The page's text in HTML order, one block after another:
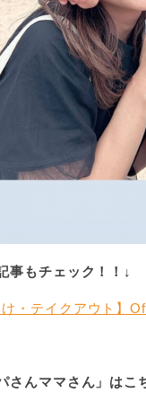
事もチェック！！↓
け・テイクアウト】
さんママさん」はこ